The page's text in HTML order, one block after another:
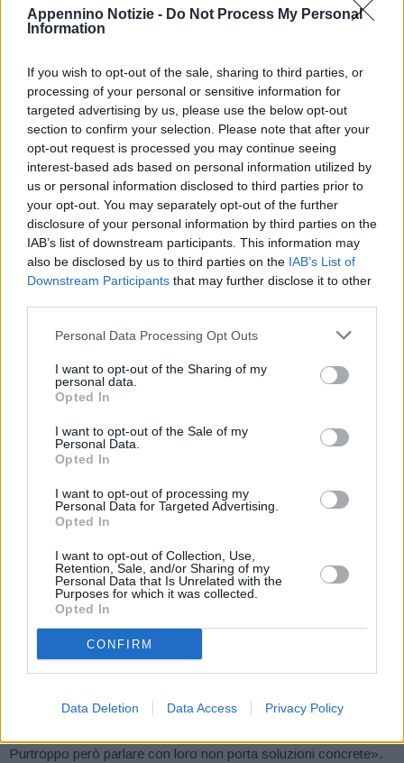
Appennino Notizie - Do Not Process My Personal
Information
If you wish to opt-out of the sale, sharing to third parties, or
processing of your personal or sensitive information for
targeted advertising by us, please use the below opt-out
section to confirm your selection. Please note that after your
opt-out request is processed you may continue seeing
interest-based ads based on personal information utilized by
us or personal information disclosed to third parties prior to
your opt-out. You may separately opt-out of the further
disclosure of your personal information by third parties on the
IAB’s list of downstream participants. This information may
also be disclosed by us to third parties on the IAB’s List of
Downstream Participants that may further disclose it to other
Personal Data Processing Opt Outs
I want to opt-out of the Sharing of my
personal data.
Opted In
I want to opt-out of the Sale of my
Personal Data.
Opted In
I want to opt-out of processing my
Personal Data for Targeted Advertising.
Opted In
I want to opt-out of Collection, Use,
Retention, Sale, and/or Sharing of my
Personal Data that Is Unrelated with the
Purposes for which it was collected.
Opted In
CONFIRM
Data Deletion Data Access Privacy Policy
Il sindaco di Castel di Casio Marco Aldrovandi conosce bene il
problema, perché la parte destra del bacino di Pavana è nel
di Sambuca Pistoiese.
«Di fronte a un disastro come quello a cui abbiamo assistito le
responsabilità sono evidenti» ha dichiarato il sindaco. «L’attuale
dirigenza locale di Enel Green Power ha dimostrato di non
essere in grado di gestire una operazione di svaso, e questo mi
preoccupa perché se un piccolo bacino come quello di Pavana
ha causato un disastro da cui chissà quando ci riprenderemo,
proviamo a immaginare cosa potrebbe accadere gestendo con
la stessa superficialità anche gli altri bacini. Ci aspettiamo un
ricambio ai vertici perché è il minimo dopo un tale scempio».
avere un’interlocuzione costante ed efficace con Enel Green
Power, che pure sarebbe auspicabile: questo rapporto, secondo i
sindaci, negli ultimi anni si è profondamente deteriorato. Al di là di
operazioni complesse come gli svasi dei bacini per procedure di
regionali, sono tante le questioni per i quali gli amministratori
locali gradirebbero essere ascoltati da Enel, come conferma
cioè Marco Masinara di Camugnano:
«Non dimentichiamo che Enel gestisce i bacini, e come tale il
confronto con i sindaci del territorio sarebbe doveroso. Sono
tanti i temi che mi piacerebbe affrontare con loro, dallo sfalcio
proprietà alla manutenzione generale delle sponde, sino alla
Purtroppo però parlare con loro non porta soluzioni concrete».